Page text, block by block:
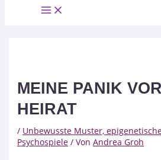
MEINE PANIK
HEIRAT
/ Unbewusste Muster,
Psychospiele / VonAndrea Groh